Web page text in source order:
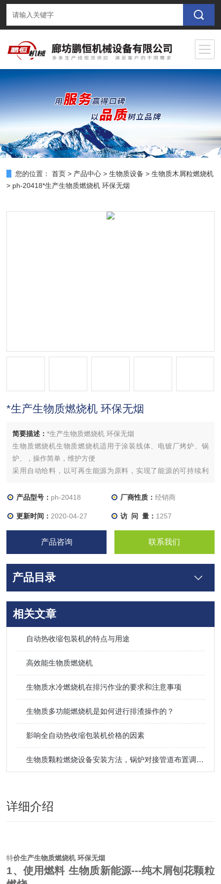
您的位置： 首页 > 产品中心 >生物质设备 >生物质木屑粒燃烧机
> ph-20418*生产生物质燃烧机 环保无烟
*生产生物质燃烧机 环保无烟
简要描述：*生产生物质燃烧机 环保无烟
生物质燃烧机生物质燃烧机适用于涂装线体、电镀厂烤炉、锅
炉、，操作简单，维护方便
采用自动给料，以可再生能源为原料，实现了能源的可持续利
低。是煤油炉的替代品。
产品型号： ph-20418 厂商性质： 经销商
更新时间： 2020-04-27 访 问 量： 1257
产品咨询 联系我们
产品目录
相关文章
自动热收缩包装机的特点与用途
高效能生物质燃烧机
生物质水冷燃烧机在排污作业的要求和注意事项
生物质多功能燃烧机是如何进行排渣操作的？
影响全自动热收缩包装机价格的因素
生物质颗粒燃烧设备安装方法，锅炉对接管道布置调试使用教程
详细介绍
特价生产生物质燃烧机 环保无烟
1、使用燃料 生物质新能源---纯木屑刨花颗粒